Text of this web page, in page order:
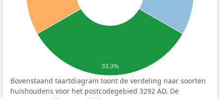
33,3%
Bovenstaand taartdiagram toont de verdeling naar soorten
huishoudens voor het postcodegebied 3292 AD. De